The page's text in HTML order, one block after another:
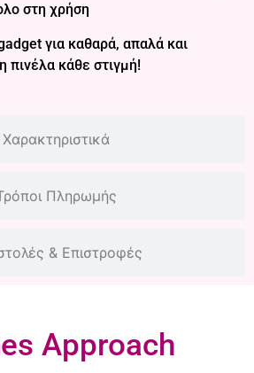
Χαρακτηριστικά
Πληρωμής
& Επιστροφές
στη χρήση
για καθαρά, απαλά και
πινέλα κάθε στιγμή!
Approach